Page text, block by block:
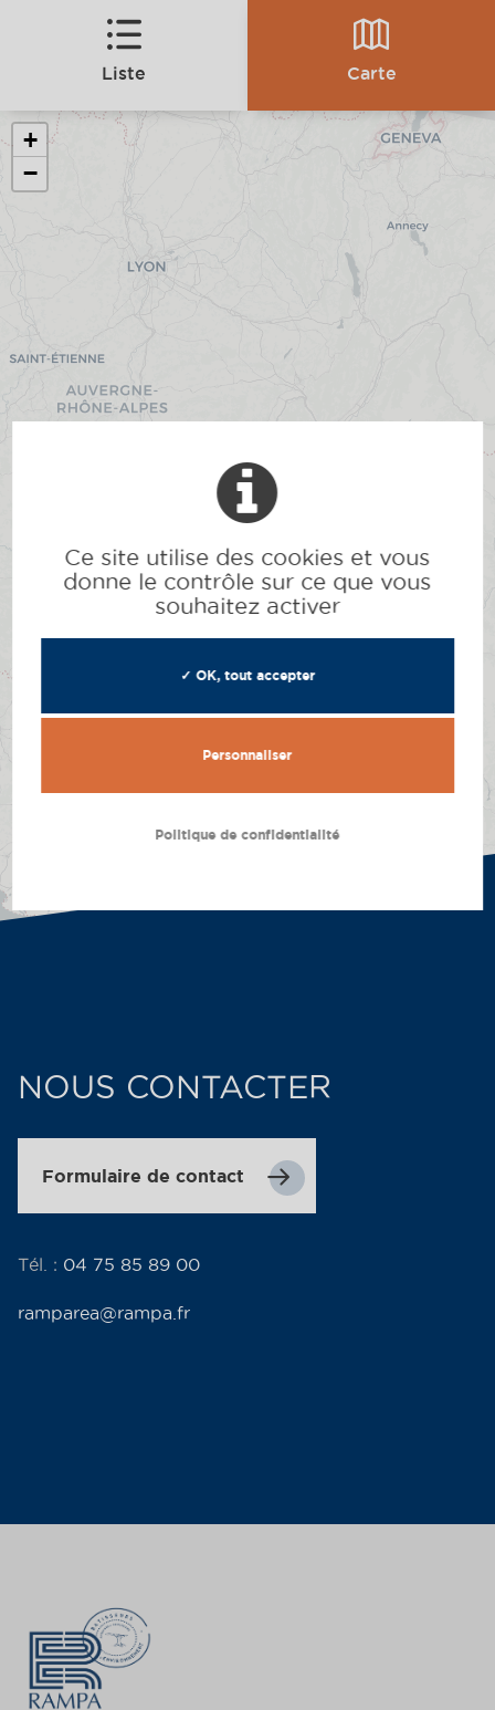
Liste Carte
6
+
−
NOUS CONTACTER
Formulaire de contact
Tél. : 04 75 85 89 00
ramparea@rampa.fr
Ce site utilise des cookies et vous
donne le contrôle sur ce que vous
souhaitez activer
✓ OK, tout accepter
Personnaliser
Politique de confidentialité